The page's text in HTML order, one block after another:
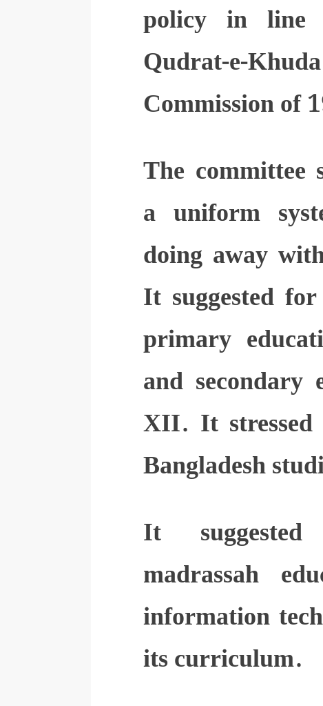
policy in
Qudrat-e-
Commission of
The committee
a uniform
doing away
It suggested
primary
and secondary
XII. It stressed
Bangladesh
It
madrassah
information
its curriculum.